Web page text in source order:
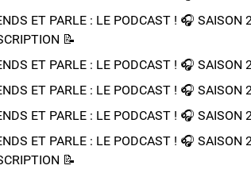
ET PARLE : LE PODCAST ! 🎧
📝​
ET PARLE : LE PODCAST ! 🎧
ET PARLE : LE PODCAST ! 🎧
ET PARLE : LE PODCAST ! 🎧
ET PARLE : LE PODCAST ! 🎧
📝​